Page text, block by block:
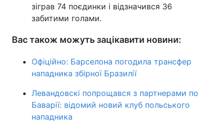
зіграв 74 поєдинки і відзначився 36
забитими голами.
Вас також можуть зацікавити новини:
Офіційно: Барселона погодила трансфер
нападника збірної Бразилії
Левандовскі попрощався з партнерами по
Баварії: відомий новий клуб польського
нападника